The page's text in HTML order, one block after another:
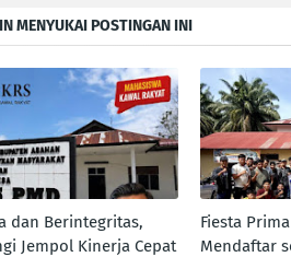
MENYUKAI POSTINGAN INI
dan Berintegritas,
Jempol Kinerja Cepat
Fiesta
Mendaftar